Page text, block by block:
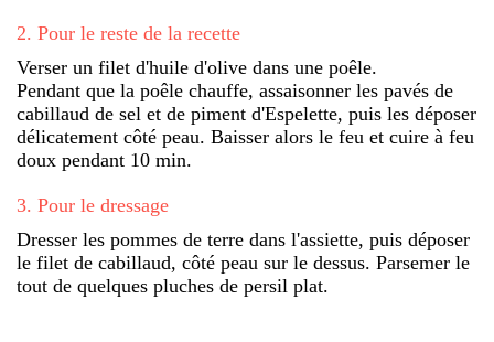
2. Pour le reste de la recette
Verser un filet d'huile d'olive dans une poêle.
Pendant que la poêle chauffe, assaisonner les pavés de
cabillaud de sel et de piment d'Espelette, puis les déposer
délicatement côté peau. Baisser alors le feu et cuire à feu
doux pendant 10 min.
3. Pour le dressage
Dresser les pommes de terre dans l'assiette, puis déposer
le filet de cabillaud, côté peau sur le dessus. Parsemer le
tout de quelques pluches de persil plat.